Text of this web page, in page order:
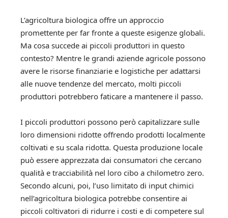
L’agricoltura biologica offre un approccio
promettente per far fronte a queste esigenze globali.
Ma cosa succede ai piccoli produttori in questo
contesto? Mentre le grandi aziende agricole possono
avere le risorse finanziarie e logistiche per adattarsi
alle nuove tendenze del mercato, molti piccoli
produttori potrebbero faticare a mantenere il passo.
I piccoli produttori possono però capitalizzare sulle
loro dimensioni ridotte offrendo prodotti localmente
coltivati ​​e su scala ridotta. Questa produzione locale
può essere apprezzata dai consumatori che cercano
qualità e tracciabilità nel loro cibo a chilometro zero.
Secondo alcuni, poi, l’uso limitato di input chimici
nell’agricoltura biologica potrebbe consentire ai
piccoli coltivatori di ridurre i costi e di competere sul